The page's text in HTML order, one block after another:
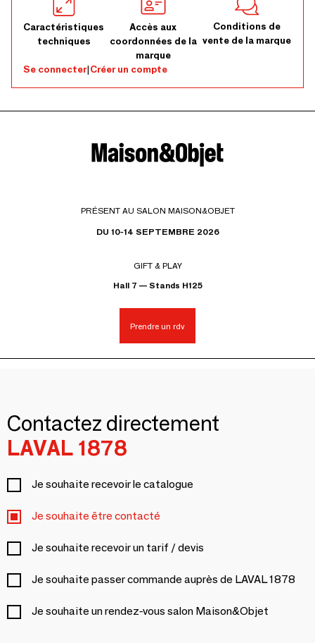
Caractéristiques
techniques
Accès aux
coordonnées de la
marque
Conditions de
vente de la marque
Se connecter|Créer un compte
PRÉSENT AU SALON MAISON&OBJET
DU 10-14 SEPTEMBRE 2026
GIFT & PLAY
Hall 7 — Stands H125
Prendre un rdv
Contactez directement
LAVAL 1878
Je souhaite recevoir le catalogue
Je souhaite être contacté
Je souhaite recevoir un tarif / devis
Je souhaite passer commande auprès de LAVAL 1878
Je souhaite un rendez-vous salon Maison&Objet